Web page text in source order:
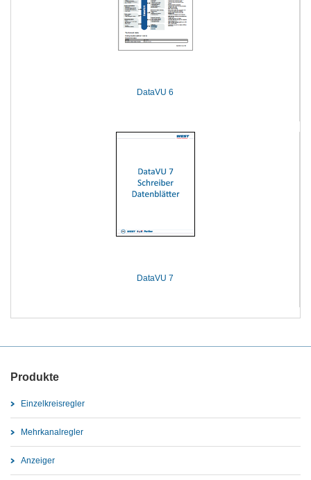
DataVU 6
DataVU 7
Produkte
Einzelkreisregler
Mehrkanalregler
Anzeiger